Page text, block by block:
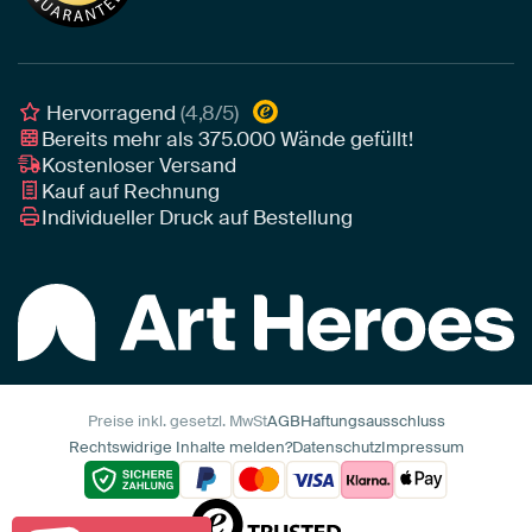
Leinwand für draußen
Individuelle Einrichtungsberatung
Awards und Preise
Art Heroes App
Hervorragend(4,8/5)
Bereits mehr als375.000Wände gefüllt!
Kostenloser Versand
Kauf auf Rechnung
Individueller Druck auf Bestellung
Preise inkl. gesetzl. MwStAGBHaftungsausschluss
Rechtswidrige Inhalte melden?DatenschutzImpressum